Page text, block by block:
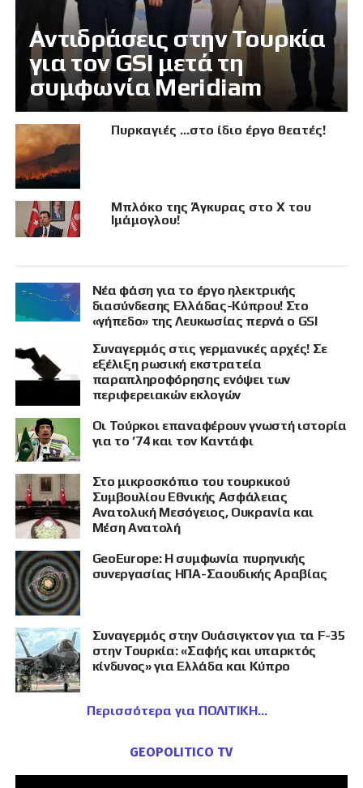
Αντιδράσεις στην Τουρκία
για τον GSI μετά τη
συμφωνία Meridiam
Πυρκαγιές …στο ίδιο έργο θεατές!
Μπλόκο της Άγκυρας στο X του
Ιμάμογλου!
Νέα φάση για το έργο ηλεκτρικής
διασύνδεσης Ελλάδας-Κύπρου! Στο
«γήπεδο» της Λευκωσίας περνά ο GSI
Συναγερμός στις γερμανικές αρχές! Σε
εξέλιξη ρωσική εκστρατεία
παραπληροφόρησης ενόψει των
περιφερειακών εκλογών
Οι Τούρκοι επαναφέρουν γνωστή ιστορία
για το ’74 και τον Καντάφι
Στο μικροσκόπιο του τουρκικού
Συμβουλίου Εθνικής Ασφάλειας
Ανατολική Μεσόγειος, Ουκρανία και
Μέση Ανατολή
GeoEurope: Η συμφωνία πυρηνικής
συνεργασίας ΗΠΑ-Σαουδικής Αραβίας
Συναγερμός στην Ουάσιγκτον για τα F-35
στην Τουρκία: «Σαφής και υπαρκτός
κίνδυνος» για Ελλάδα και Κύπρο
Περισσότερα για ΠΟΛΙΤΙΚΗ
GEOPOLITICO TV